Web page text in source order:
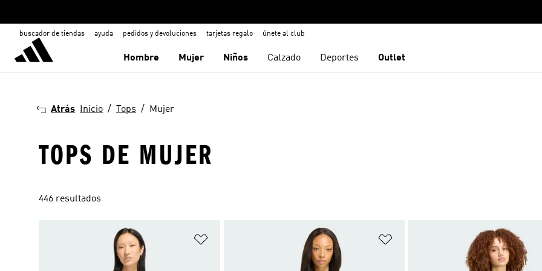
buscador de tiendas ayuda pedidos y devoluciones tarjetas regalo únete al club
Hombre Mujer Niños Calzado Deportes Outlet
Atrás Inicio Tops Mujer
TOPS DE MUJER
446 resultados
Añadir a la lista de deseos Añadir a la lista de deseos